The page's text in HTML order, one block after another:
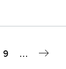
Seite
9 …